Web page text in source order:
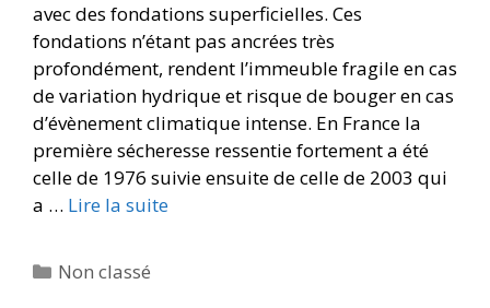
avec des fondations superficielles. Ces
fondations n’étant pas ancrées très
profondément, rendent l’immeuble fragile en cas
de variation hydrique et risque de bouger en cas
d’évènement climatique intense. En France la
première sécheresse ressentie fortement a été
celle de 1976 suivie ensuite de celle de 2003 qui
a … Lire la suite
Non classé